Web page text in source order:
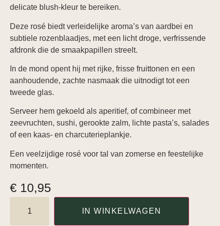
delicate blush‑kleur te bereiken.
Deze rosé biedt verleidelijke aroma’s van aardbei en
subtiele rozenblaadjes, met een licht droge, verfrissende
afdronk die de smaakpapillen streelt.
In de mond opent hij met rijke, frisse fruittonen en een
aanhoudende, zachte nasmaak die uitnodigt tot een
tweede glas.
Serveer hem gekoeld als aperitief, of combineer met
zeevruchten, sushi, gerookte zalm, lichte pasta’s, salades
of een kaas‑ en charcuterieplankje.
Een veelzijdige rosé voor tal van zomerse en feestelijke
momenten.
€ 10,95
IN WINKELWAGEN